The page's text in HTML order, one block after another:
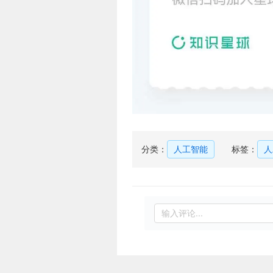
分类： 人工智能 标签：